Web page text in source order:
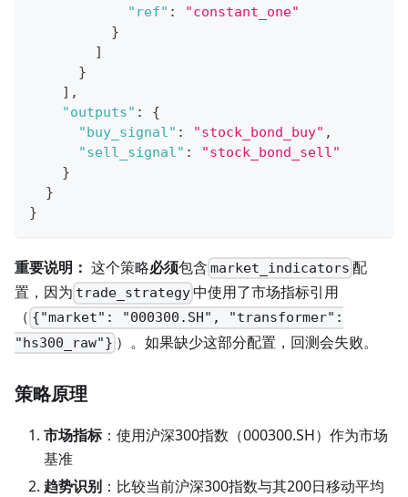
"ref" :
"constant_one"
}
]
}
] ,
"outputs" :
{
"buy_signal" : "stock_bond_buy" ,
"sell_signal" :
"stock_bond_sell"
}
}
}
重要说明： 这个策略必须包含 market_indicators 配
置，因为 trade_strategy中使用了市场指标引用
（ {"market": "000300.SH", "transformer":
"hs300_raw"} ）。如果缺少这部分配置，回测会失败。
策略原理
市场指标：使用沪深300指数（000300.SH）作为市场
基准
趋势识别 ：比较当前沪深300指数与其200日移动平均